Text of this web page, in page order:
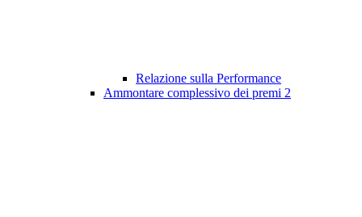
Relazione sulla Performance
Ammontare complessivo dei premi 2